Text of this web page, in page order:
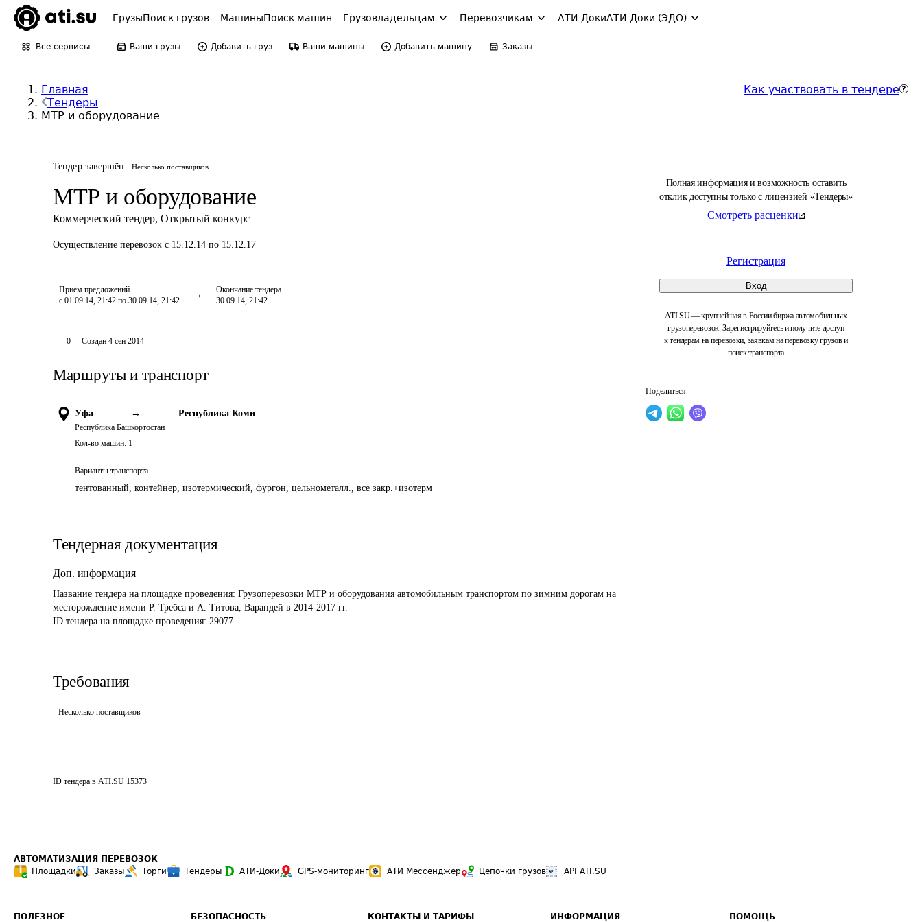
ГрузыПоиск грузов МашиныПоиск машин Грузовладельцам Перевозчикам АТИ-ДокиАТИ-Доки (ЭДО)
Все сервисы Ваши грузы Добавить груз Ваши машины Добавить машину Заказы
Главная
Тендеры
МТР и оборудование
Как участвовать в тендере
Тендер завершён Несколько поставщиков
МТР и оборудование
Коммерческий тендер, Открытый конкурс
Осуществление перевозок с 15.12.14 по 15.12.17
Приём предложений
с 01.09.14, 21:42 по 30.09.14, 21:42
Окончание тендера
30.09.14, 21:42
Полная информация и возможность оставить
отклик доступны только с лицензией «Тендеры»
Смотреть расценки
Регистрация
Вход
ATI.SU — крупнейшая в России биржа автомобильных
грузоперевозок. Зарегистрируйтесь и получите доступ
к тендерам на перевозки, заявкам на перевозку грузов и
поиск транспорта
Поделиться
0 Создан 4 сен 2014
Маршруты и транспорт
Уфа →
Республика Башкортостан
Республика Коми
Кол-во машин: 1
Варианты транспорта
тентованный, контейнер, изотермический, фургон, цельнометалл., все закр.+изотерм
Тендерная документация
Доп. информация
Название тендера на площадке проведения: Грузоперевозки МТР и оборудования автомобильным транспортом по зимним дорогам на
месторождение имени Р. Требса и А. Титова, Варандей в 2014-2017 гг.
ID тендера на площадке проведения: 29077
Требования
Несколько поставщиков
ID тендера в ATI.SU 15373
АВТОМАТИЗАЦИЯ ПЕРЕВОЗОК
Площадки
Заказы Торги Тендеры АТИ-Доки GPS-мониторинг АТИ Мессенджер Цепочки грузов API ATI.SU
ПОЛЕЗНОЕ БЕЗОПАСНОСТЬ КОНТАКТЫ И ТАРИФЫ ИНФОРМАЦИЯ ПОМОЩЬ